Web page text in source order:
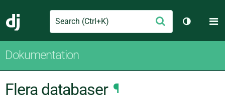
Django
Search Skicka
Växla
Dokumentation
Flera databaser ¶